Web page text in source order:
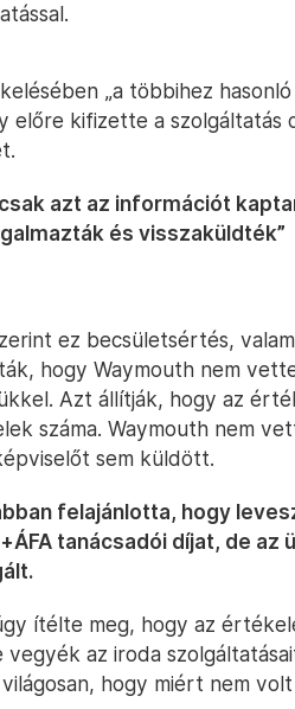
„a többihez
előre kifizette a szolgáltatás
csak azt az információt
és visszaküldték”
ez becsületsértés,
hogy Waymouth nem
Azt állítják, hogy az
száma. Waymouth nem
sem küldött.
felajánlotta, hogy
tanácsadói díjat, de az
ítélte meg, hogy az
vegyék az iroda
hogy miért nem